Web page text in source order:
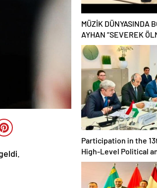
MÜZİK DÜNYASINDA
AYHAN “SEVEREK
DÖNDÜ!
Participation in the
High-Level Political